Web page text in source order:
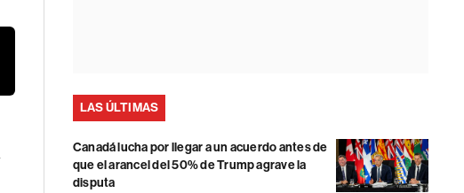
LAS ÚLTIMAS
Canadá lucha por llegar a un acuerdo antes de
que el arancel del 50% de Trump agrave la
disputa